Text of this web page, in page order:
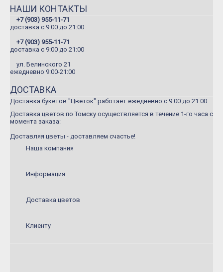
Букеты с герберой
Букеты с тюльпанами
Букеты с хризантемой
Букеты с пионами
Цветы
Подарки
Декор в цветы
НАШИ КОНТАКТЫ
+7 (903) 955-11-71
доставка c 9:00 до 21:00
+7 (903) 955-11-71
доставка c 9:00 до 21:00
ул. Белинского 21
ежедневно 9:00-21:00
ДОСТАВКА
Доставка букетов "Цветок" работает ежедневно с 9:00 до 21:00.
Доставка цветов по Томску осуществляется в течение 1-го часа с
момента заказа:
Доставляя цветы - доставляем счастье!
Наша компания
Информация
Доставка цветов
Клиенту